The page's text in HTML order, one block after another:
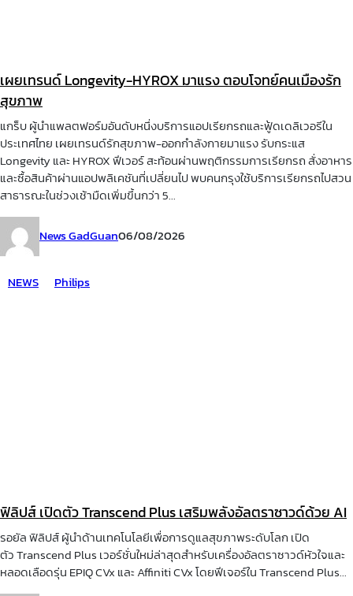
เผยเทรนด์ Longevity-HYROX มาแรง ตอบโจทย์คนเมืองรัก
สุขภาพ
แกร็บ ผู้นำแพลตฟอร์มอันดับหนึ่งบริการแอปเรียกรถและฟู้ดเดลิเวอรีใน
ประเทศไทย เผยเทรนด์รักสุขภาพ-ออกกำลังกายมาแรง รับกระแส
Longevity และ HYROX ฟีเวอร์ สะท้อนผ่านพฤติกรรมการเรียกรถ สั่งอาหาร
และซื้อสินค้าผ่านแอปพลิเคชันที่เปลี่ยนไป พบคนกรุงใช้บริการเรียกรถไปสวน
สาธารณะในช่วงเช้ามืดเพิ่มขึ้นกว่า 5...
News GadGuan06/08/2026
NEWS Philips
ฟิลิปส์ เปิดตัว Transcend Plus เสริมพลังอัลตราซาวด์ด้วย AI
รอยัล ฟิลิปส์ ผู้นำด้านเทคโนโลยีเพื่อการดูแลสุขภาพระดับโลก เปิด
ตัว Transcend Plus เวอร์ชั่นใหม่ล่าสุดสำหรับเครื่องอัลตราซาวด์หัวใจและ
หลอดเลือดรุ่น EPIQ CVx และ Affiniti CVx โดยฟีเจอร์ใน Transcend Plus...